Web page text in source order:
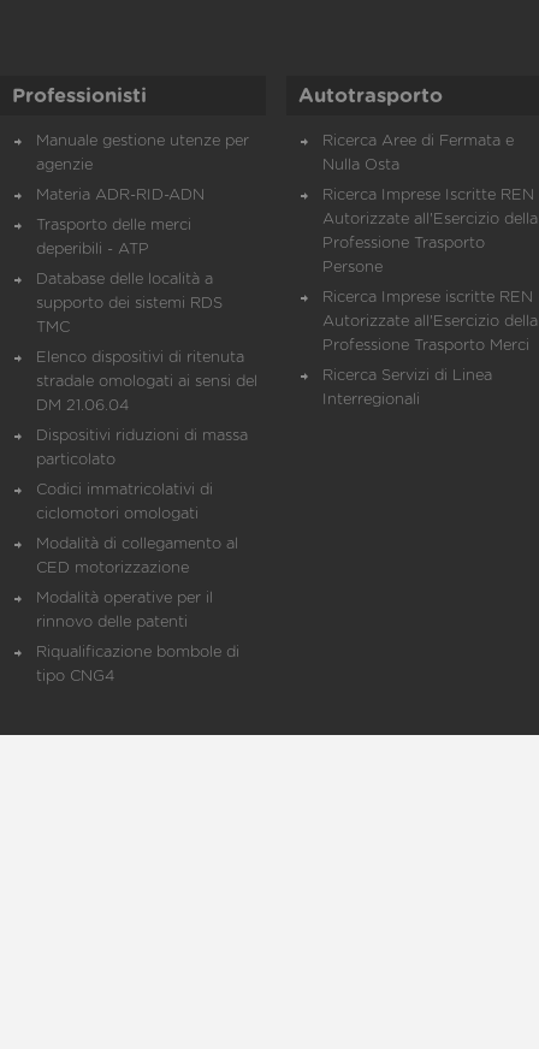
Professionisti
Manuale gestione utenze per
agenzie
Materia ADR-RID-ADN
Trasporto delle merci
deperibili - ATP
Database delle località a
supporto dei sistemi RDS
TMC
Elenco dispositivi di ritenuta
stradale omologati ai sensi del
DM 21.06.04
Dispositivi riduzioni di massa
particolato
Codici immatricolativi di
ciclomotori omologati
Modalità di collegamento al
CED motorizzazione
Modalità operative per il
rinnovo delle patenti
Riqualificazione bombole di
tipo CNG4
Autotrasporto
Ricerca Aree di Fermata e
Nulla Osta
Ricerca Imprese Iscritte REN
Autorizzate all'Esercizio della
Professione Trasporto
Persone
Ricerca Imprese iscritte REN
Autorizzate all'Esercizio della
Professione Trasporto Merci
Ricerca Servizi di Linea
Interregionali